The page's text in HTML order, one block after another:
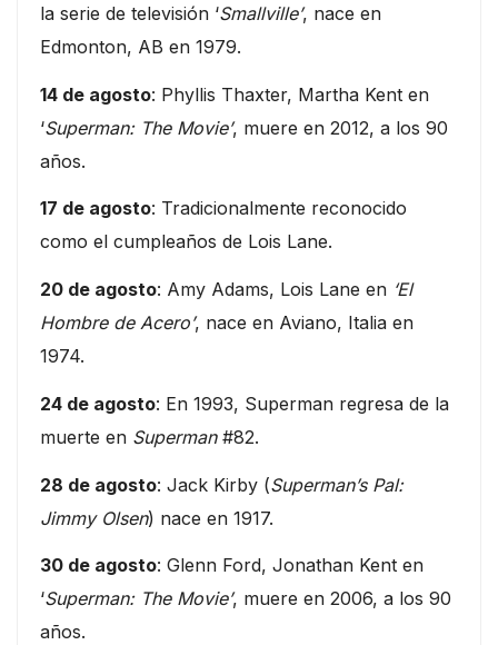
la serie de televisión ‘Smallville’, nace en
Edmonton, AB en 1979.
14 de agosto: Phyllis Thaxter, Martha Kent en
‘Superman: The Movie’, muere en 2012, a los 90
años.
17 de agosto: Tradicionalmente reconocido
como el cumpleaños de Lois Lane.
20 de agosto: Amy Adams, Lois Lane en ‘El
Hombre de Acero’, nace en Aviano, Italia en
1974.
24 de agosto: En 1993, Superman regresa de la
muerte en Superman#82.
28 de agosto: Jack Kirby (Superman’s Pal:
Jimmy Olsen) nace en 1917.
30 de agosto: Glenn Ford, Jonathan Kent en
‘Superman: The Movie’, muere en 2006, a los 90
años.